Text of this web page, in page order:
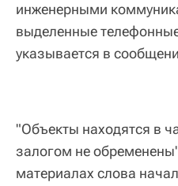
инженерными
выделенные
указывается в
"Объекты находятся в
залогом не
материалах слова